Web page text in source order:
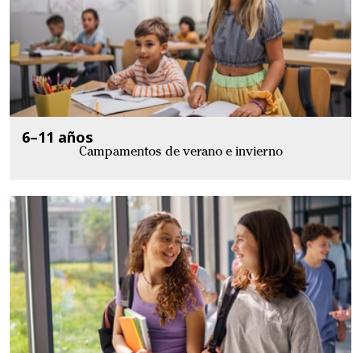
6–11 años
Campamentos de verano e invierno